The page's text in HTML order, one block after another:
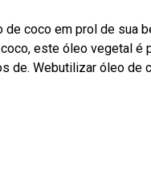
coco em prol de sua
este óleo vegetal é
de. Webutilizar óleo de